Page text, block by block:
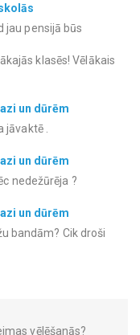
jau pensijā būs
klasēs! Vēlākais
un dūrēm
.
un dūrēm
nedežūrēja ?
un dūrēm
bandām? Cik droši
vēlēšanās?